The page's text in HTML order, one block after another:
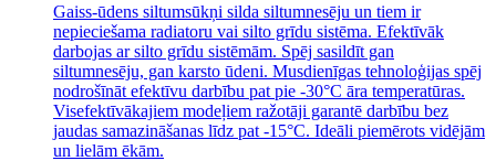
Gaiss-ūdens siltumsūkņi silda siltumnesēju un tiem ir
nepieciešama radiatoru vai silto grīdu sistēma. Efektīvāk
darbojas ar silto grīdu sistēmām. Spēj sasildīt gan
siltumnesēju, gan karsto ūdeni. Musdienīgas tehnoloģijas spēj
nodrošīnāt efektīvu darbību pat pie -30°C āra temperatūras.
Visefektīvākajiem modeļiem ražotāji garantē darbību bez
jaudas samazināšanas līdz pat -15°C. Ideāli piemērots vidējām
un lielām ēkām.